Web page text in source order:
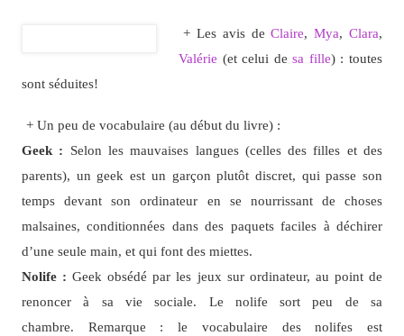
+ Les avis deClaire,Mya,Clara,
Valérie (et celui desa fille) : toutes
sont séduites!
+ Un peu de vocabulaire (au début du livre) :
Geek : Selon les mauvaises langues (celles des filles et des
parents), un geek est un garçon plutôt discret, qui passe son
temps devant son ordinateur en se nourrissant de choses
malsaines, conditionnées dans des paquets faciles à déchirer
d’une seule main, et qui font des miettes.
Nolife : Geek obsédé par les jeux sur ordinateur, au point de
renoncer à sa vie sociale. Le nolife sort peu de sa
chambre. Remarque : le vocabulaire des nolifes est